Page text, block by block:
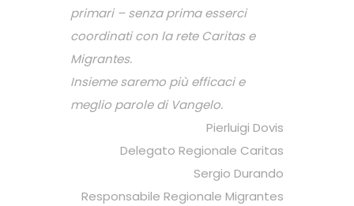
primari – senza prima esserci
coordinati con la rete Caritas e
Migrantes.
Insieme saremo più efficaci e
meglio parole di Vangelo.
Pierluigi Dovis
Delegato Regionale Caritas
Sergio Durando
Responsabile Regionale Migrantes